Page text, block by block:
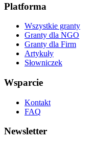
Platforma
Wszystkie granty
Granty dla NGO
Granty dla Firm
Artykuły
Słowniczek
Wsparcie
Kontakt
FAQ
Newsletter